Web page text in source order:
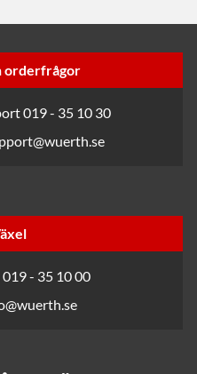
orderfrågor
019 - 35 10 30
- 35 10 00